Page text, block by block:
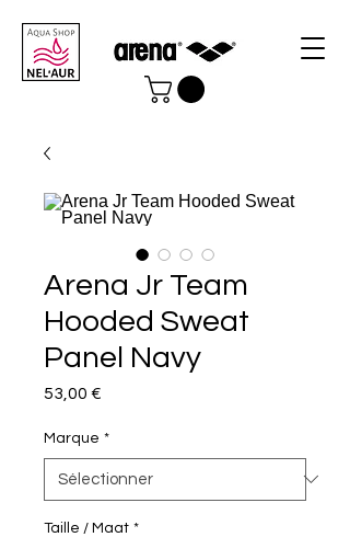
Arena Jr Team
Hooded Sweat
Panel Navy
53,00 €
Marque *
Taille / Maat *